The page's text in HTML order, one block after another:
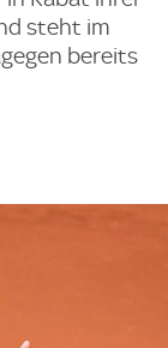
steht im
bereits